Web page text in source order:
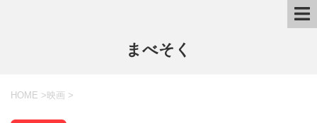
まべそく
HOME > 映画 >